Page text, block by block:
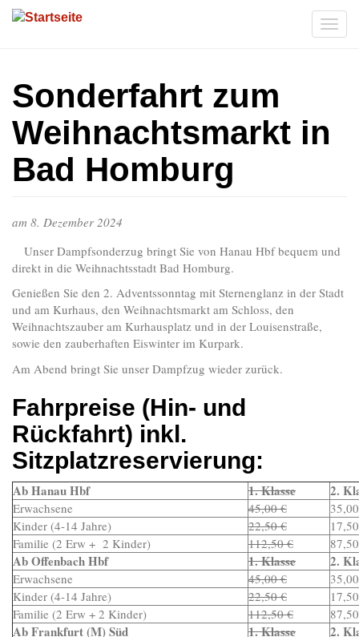
Direkt
zum
Sonderfahrt zum
Weihnachtsmarkt in
Bad Homburg
am 8. Dezember 2024
Unser Dampfsonderzug bringt Sie von Hanau Hbf bequem und
direkt in die Weihnachtsstadt Bad Homburg.
Genießen Sie den 2. Adventssonntag mit Sternenglanz in der Stadt
und am Kurhaus, den Weihnachtsmarkt am Schloss, den
Weihnachtszauber am Kurhausplatz und in der Louisenstraße,
sowie den zauberhaften Eiswinter im Kurpark.
Am Abend bringt Sie unser Dampfzug wieder zurück.
Fahrpreise (Hin- und
Rückfahrt) inkl.
Sitzplatzreservierung:
Ab Hanau Hbf 1. Klasse 2.
Erwachsene 45,00 €
Kinder (4-14 Jahre)
22,50 €
Familie (2 Erw + 2 Kinder)
112,50 €
Ab Offenbach Hbf 1. Klasse 2.
Erwachsene 45,00 €
Kinder (4-14 Jahre)
22,50 €
Familie (2 Erw + 2 Kinder)
112,50 €
Ab Frankfurt (M) Süd 1. Klasse 2.